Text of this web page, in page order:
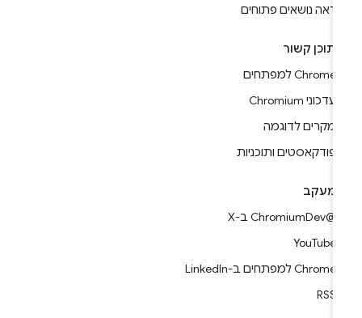
ראה נושאים פתוחים
תוכן קשור
Chrome למפתחים
עדכוני Chromium
מקרים לדוגמה
פודקאסטים ותוכניות
מעקב
YouTube
Chrome למפתחים ב-LinkedIn